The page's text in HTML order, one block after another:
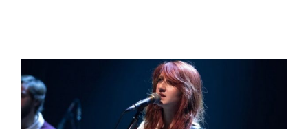
Larger
Image